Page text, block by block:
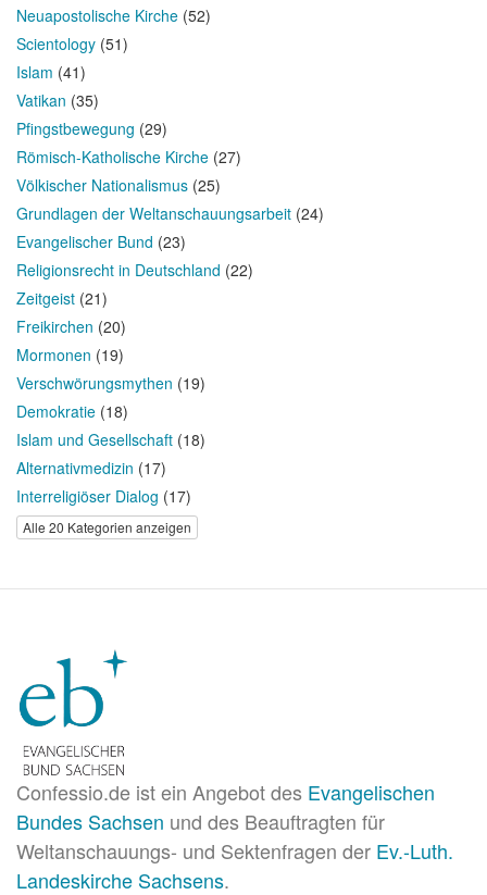
Neuapostolische Kirche (52)
Scientology (51)
Islam (41)
Vatikan (35)
Pfingstbewegung (29)
Römisch-Katholische Kirche (27)
Völkischer Nationalismus (25)
Grundlagen der Weltanschauungsarbeit (24)
Evangelischer Bund (23)
Religionsrecht in Deutschland (22)
Zeitgeist (21)
Freikirchen (20)
Mormonen (19)
Verschwörungsmythen (19)
Demokratie (18)
Islam und Gesellschaft (18)
Alternativmedizin (17)
Interreligiöser Dialog (17)
Alle 20 Kategorien anzeigen
Confessio.de ist ein Angebot des Evangelischen
Bundes Sachsen und des Beauftragten für
Weltanschauungs- und Sektenfragen der Ev.-Luth.
Landeskirche Sachsens.